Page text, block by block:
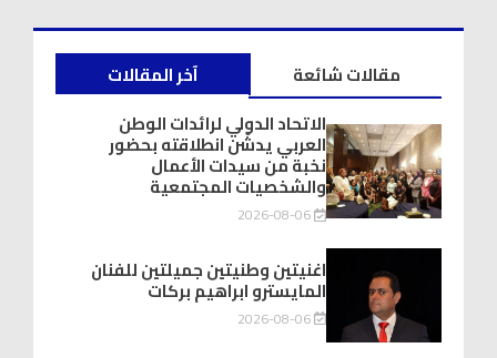
آخر المقالات
مقالات شائعة
الاتحاد الدولي لرائدات الوطن
العربي يدشّن انطلاقته بحضور
نخبة من سيدات الأعمال
والشخصيات المجتمعية
2026-08-06
اغنيتين وطنيتين جميلتين للفنان
المايسترو ابراهيم بركات
2026-08-06